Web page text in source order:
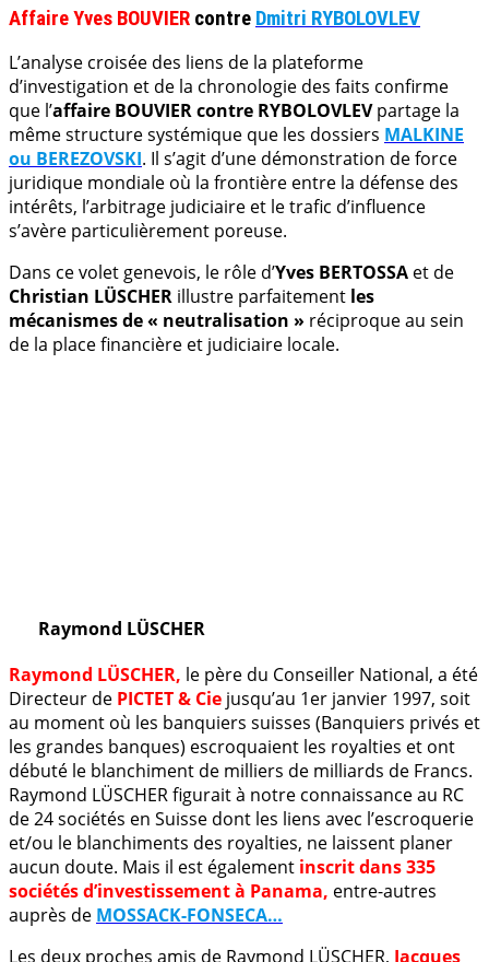
Affaire Yves BOUVIER contre Dmitri RYBOLOVLEV
L’analyse croisée des liens de la plateforme
d’investigation et de la chronologie des faits confirme
que l’affaire BOUVIER contre RYBOLOVLEVpartage la
même structure systémique que les dossiers MALKINE
ou BEREZOVSKI. Il s’agit d’une démonstration de force
juridique mondiale où la frontière entre la défense des
intérêts, l’arbitrage judiciaire et le trafic d’influence
s’avère particulièrement poreuse.
Dans ce volet genevois, le rôle d’Yves BERTOSSA et de
Christian LÜSCHER illustre parfaitement les
mécanismes de « neutralisation » réciproque au sein
de la place financière et judiciaire locale.
Raymond LÜSCHER
Raymond LÜSCHER, le père du Conseiller National, a été
Directeur de PICTET & Cie jusqu’au 1er janvier 1997, soit
au moment où les banquiers suisses (Banquiers privés et
les grandes banques) escroquaient les royalties et ont
débuté le blanchiment de milliers de milliards de Francs.
Raymond LÜSCHER figurait à notre connaissance au RC
de 24 sociétés en Suisse dont les liens avec l’escroquerie
et/ou le blanchiments des royalties, ne laissent planer
aucun doute. Mais il est également inscrit dans 335
sociétés d’investissement à Panama, entre-autres
auprès de MOSSACK-FONSECA…
Les deux proches amis de Raymond LÜSCHER, Jacques